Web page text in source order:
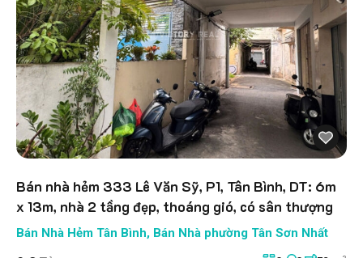
Bán nhà hẻm 333 Lê Văn Sỹ, P1, Tân Bình, DT: 6m
x 13m, nhà 2 tầng đẹp, thoáng gió, có sân thượng
Bán Nhà Hẻm Tân Bình, Bán Nhà phường Tân Sơn Nhất